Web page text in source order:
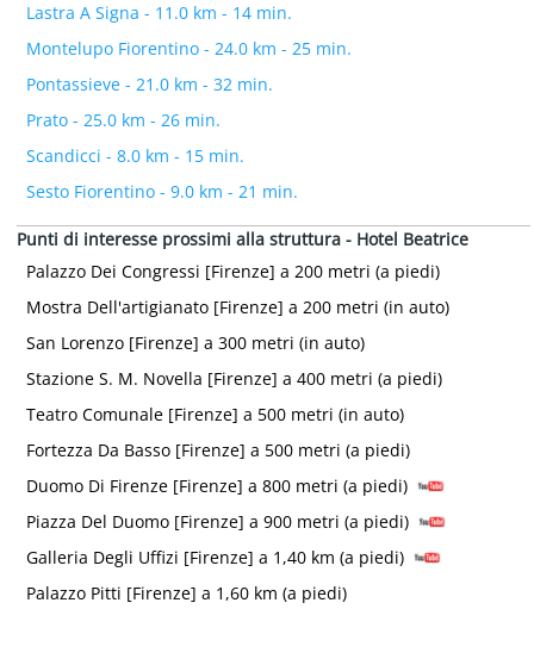
Lastra A Signa - 11.0 km - 14 min.
Montelupo Fiorentino - 24.0 km - 25 min.
Pontassieve - 21.0 km - 32 min.
Prato - 25.0 km - 26 min.
Scandicci - 8.0 km - 15 min.
Sesto Fiorentino - 9.0 km - 21 min.
Punti di interesse prossimi alla struttura - Hotel Beatrice
Palazzo Dei Congressi [Firenze] a 200 metri (a piedi)
Mostra Dell'artigianato [Firenze] a 200 metri (in auto)
San Lorenzo [Firenze] a 300 metri (in auto)
Stazione S. M. Novella [Firenze] a 400 metri (a piedi)
Teatro Comunale [Firenze] a 500 metri (in auto)
Fortezza Da Basso [Firenze] a 500 metri (a piedi)
Duomo Di Firenze [Firenze] a 800 metri (a piedi)
Piazza Del Duomo [Firenze] a 900 metri (a piedi)
Galleria Degli Uffizi [Firenze] a 1,40 km (a piedi)
Palazzo Pitti [Firenze] a 1,60 km (a piedi)